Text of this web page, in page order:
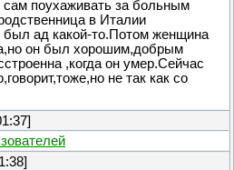
поухаживать за больным
в Италии
был ад какой-то.Потом женщина
он был хорошим,добрым
,когда он умер.Сейчас
не так как со